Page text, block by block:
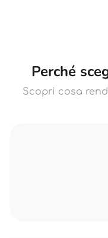
Perché
Scopri cosa